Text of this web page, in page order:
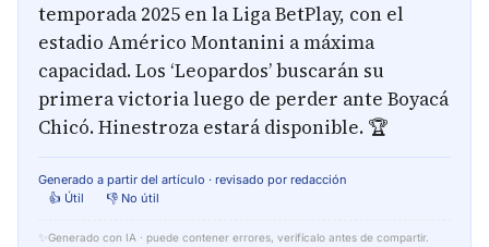
temporada 2025 en la Liga BetPlay, con el
estadio Américo Montanini a máxima
capacidad. Los ‘Leopardos’ buscarán su
primera victoria luego de perder ante Boyacá
Chicó. Hinestroza estará disponible. 🏆
Generado a partir del artículo · revisado por redacción
👍 Útil
👎 No útil
✨ Generado con IA · puede contener errores, verifícalo antes de compartir.